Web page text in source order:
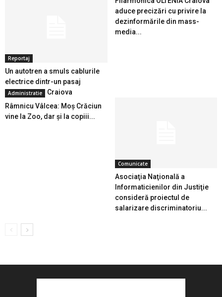
Reportaj
Un autotren a smuls cablurile
electrice dintr-un pasaj
subteran din Craiova
aduce precizări cu privire la
dezinformările din mass-
media...
Administratie
Râmnicu Vâlcea: Moş Crăciun
vine la Zoo, dar şi la copiii...
Comunicate
Asociaţia Naţională a
Informaticienilor din Justiţie
consideră proiectul de
salarizare discriminatoriu...